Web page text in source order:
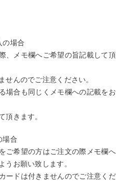
の場合
、メモ欄へご希望の旨記載して頂
せんのでご注意ください。
場合も同じくメモ欄への記載をお
頂きます。
場合
ご希望の方はご注文の際メモ欄へ
うお願い致します。
ードは付きませんのでご注意くだ
連商品
う(山椒)
め)・梅(うめ)
ギフト
注文